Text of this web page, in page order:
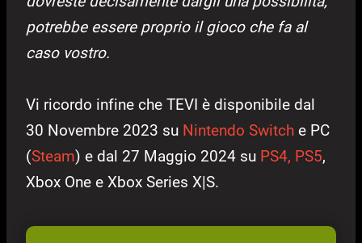
potrebbe essere proprio il gioco che fa al
caso vostro.
Vi ricordo infine che TEVI è disponibile dal
30 Novembre 2023 su Nintendo Switch e PC
(Steam) e dal 27 Maggio 2024 su PS4, PS5,
Xbox One e Xbox Series X|S.